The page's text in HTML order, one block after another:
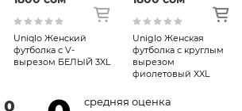
к шее.
свободному крою и
длине, этот силуэт прямого
смотрится сам по себе.
и слегка
подол добавляют
Uniqlo Женский
футболка с V-
вырезом БЕЛЫЙ 3XL
Uniglo Женская
футболка с круглым
вырезом
фиолетовый XXL
средняя оценка